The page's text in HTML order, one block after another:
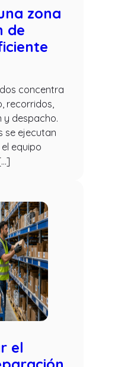
zona
de
concentra
recorridos,
y despacho.
se ejecutan
equipo
el